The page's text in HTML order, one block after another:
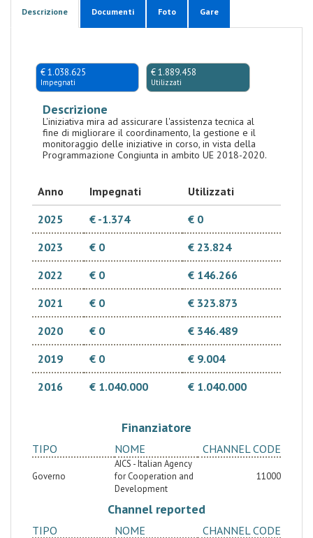
Descrizione Documenti Foto Gare
€ 1.038.625
Impegnati
€ 1.889.458
Utilizzati
Descrizione
L'iniziativa mira ad assicurare l'assistenza tecnica al
fine di migliorare il coordinamento, la gestione e il
monitoraggio delle iniziative in corso, in vista della
Programmazione Congiunta in ambito UE 2018-2020.
Anno Impegnati
Utilizzati
2025
€ -1.374
€ 0
2023
€ 0
€ 23.824
2022
€ 0
€ 146.266
2021
€ 0
€ 323.873
2020
€ 0
€ 346.489
2019
€ 0
€ 9.004
2016
€ 1.040.000 € 1.040.000
Finanziatore
TIPO NOME CHANNEL CODE
Governo
AICS - Italian Agency
for Cooperation and
Development
11000
Channel reported
TIPO NOME CHANNEL CODE